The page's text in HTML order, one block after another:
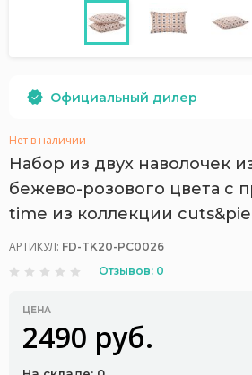
Официальный дилер
Нет в наличии
Набор из двух наволочек
бежево-розового цвета с
time из коллекции
АРТИКУЛ: FD-TK20-PC0026
Отзывов: 0
ЦЕНА
2490 руб.